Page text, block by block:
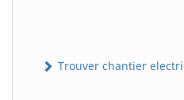
Trouver chantier